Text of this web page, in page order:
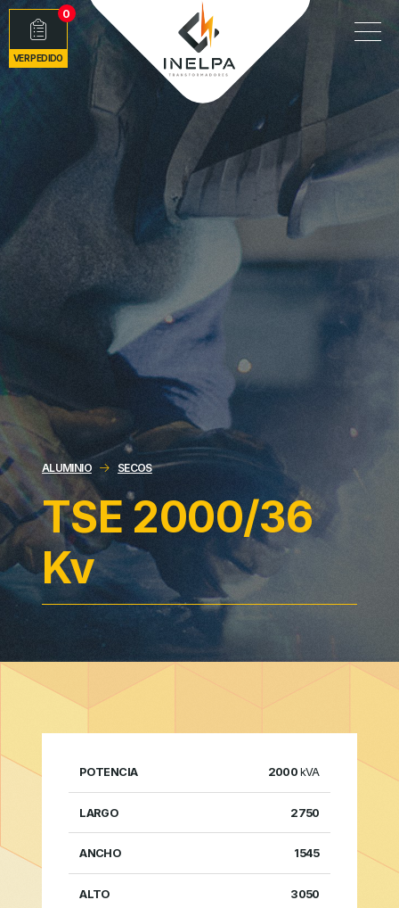
VER PEDIDO
0
ALUMINIO SECOS
TSE 2000/36
Kv
DIMENSIONES
(KG)
2000 kVA
2750
1545
3050